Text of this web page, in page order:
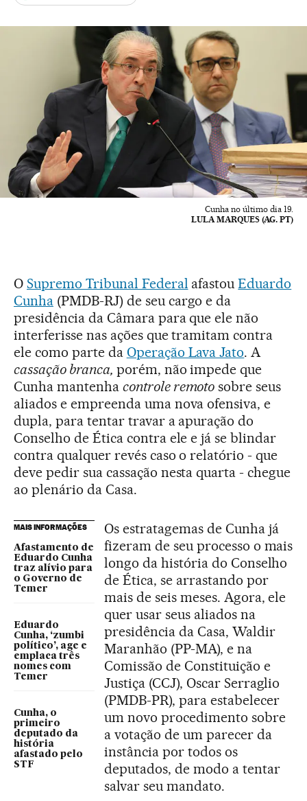
Cunha no último dia 19.
LULA MARQUES (AG. PT)
O Supremo Tribunal Federal afastouEduardo
Cunha(PMDB-RJ) de seu cargo e da
presidência da Câmara para que ele não
interferisse nas ações que tramitam contra
ele como parte da Operação Lava Jato. A
cassação branca, porém, não impede que
Cunha mantenha controle remoto sobre seus
aliados e empreenda uma nova ofensiva, e
dupla, para tentar travar a apuração do
Conselho de Ética contra ele e já se blindar
contra qualquer revés caso o relatório - que
deve pedir sua cassação nesta quarta - chegue
ao plenário da Casa.
MAIS INFORMAÇÕES
Afastamento de
Eduardo Cunha
traz alívio para
o Governo de
Temer
Eduardo
Cunha, ‘zumbi
político’, age e
emplaca três
nomes com
Temer
Cunha, o
primeiro
deputado da
história
afastado pelo
STF
Os estratagemas de Cunha já
fizeram de seu processo o mais
longo da história do Conselho
de Ética, se arrastando por
mais de seis meses. Agora, ele
quer usar seus aliados na
presidência da Casa, Waldir
Maranhão (PP-MA), e na
Comissão de Constituição e
Justiça (CCJ), Oscar Serraglio
(PMDB-PR), para estabelecer
um novo procedimento sobre
a votação de um parecer da
instância por todos os
deputados, de modo a tentar
salvar seu mandato.